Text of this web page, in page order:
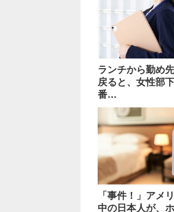
ランチから勤め
戻ると、女性部
番…
「事件！」アメ
中の日本人が、